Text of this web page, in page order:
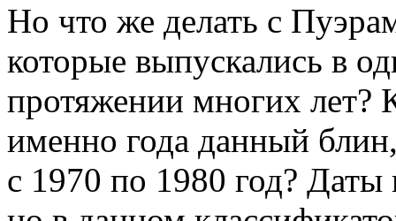
Но что же делать с
которые выпускались в
протяжении многих лет?
именно года данный
с 1970 по 1980 год? Даты